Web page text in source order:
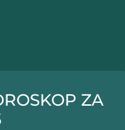
ZA